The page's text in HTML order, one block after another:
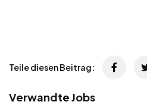
Teile diesen Beitrag:
Verwandte Jobs